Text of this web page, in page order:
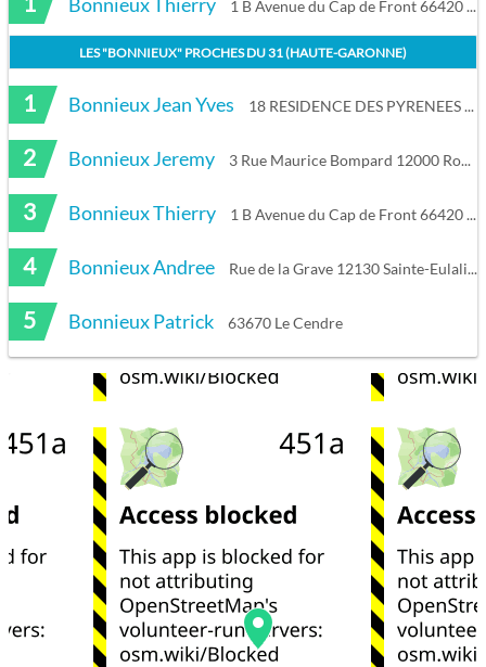
Bonnieux Thierry 1 B Avenue du Cap de Front 66420 Le Barcarès
LES "BONNIEUX" PROCHES DU31 (HAUTE-GARONNE)
1 Bonnieux Jean Yves 18 RESIDENCE DES PYRENEES 31130 Balma
2 Bonnieux Jeremy 3 Rue Maurice Bompard 12000 Rodez
3 Bonnieux Thierry 1 B Avenue du Cap de Front 66420 Le Barcarès
4 Bonnieux Andree Rue de la Grave 12130 Sainte-Eulalie-d'Olt
5 Bonnieux Patrick 63670 Le Cendre